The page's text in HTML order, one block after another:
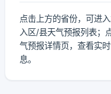
点击上方的省份，可进
入区/县天气预报列表；
气预报详情页，查看实
息。